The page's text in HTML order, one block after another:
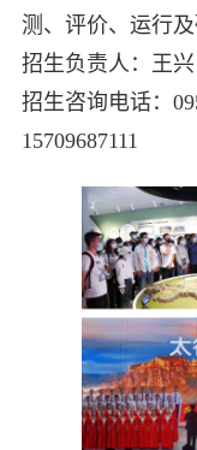
测、评价、运行
招生负责人：王兴
招生咨询电话：
15709687111